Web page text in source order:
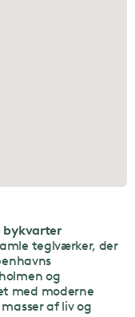
bykvarter
teglværker, der
og
med moderne
af liv og